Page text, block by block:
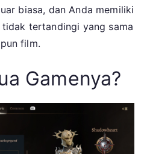
biasa, dan Anda memiliki
tertandingi yang sama
film.
Gamenya?